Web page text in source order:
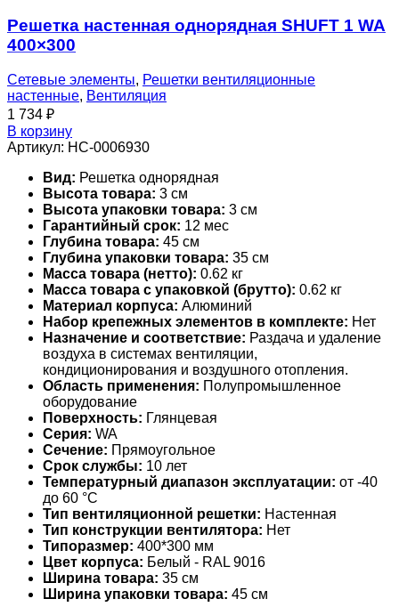
Решетка настенная однорядная SHUFT 1 WA
400×300
Сетевые элементы, Решетки вентиляционные
настенные, Вентиляция
1 734 ₽
В корзину
Артикул: НС-0006930
Вид: Решетка однорядная
Высота товара: 3 см
Высота упаковки товара: 3 см
Гарантийный срок: 12 мес
Глубина товара: 45 см
Глубина упаковки товара: 35 см
Масса товара (нетто): 0.62 кг
Масса товара с упаковкой (брутто): 0.62 кг
Материал корпуса: Алюминий
Набор крепежных элементов в комплекте: Нет
Назначение и соответствие: Раздача и удаление
воздуха в системах вентиляции,
кондиционирования и воздушного отопления.
Область применения: Полупромышленное
оборудование
Поверхность: Глянцевая
Серия: WA
Сечение: Прямоугольное
Срок службы: 10 лет
Температурный диапазон эксплуатации: от -40
до 60 °С
Тип вентиляционной решетки: Настенная
Тип конструкции вентилятора: Нет
Типоразмер: 400*300 мм
Цвет корпуса: Белый - RAL 9016
Ширина товара: 35 см
Ширина упаковки товара: 45 см